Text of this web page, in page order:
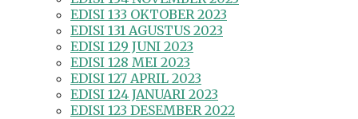
EDISI 133 OKTOBER 2023
EDISI 131 AGUSTUS 2023
EDISI 129 JUNI 2023
EDISI 128 MEI 2023
EDISI 127 APRIL 2023
EDISI 124 JANUARI 2023
EDISI 123 DESEMBER 2022